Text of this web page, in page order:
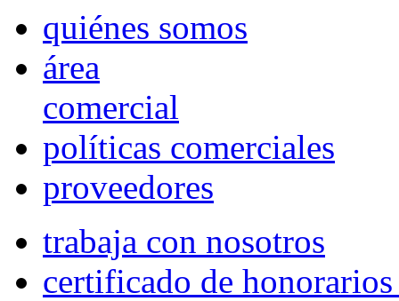
quiénes somos
área
comercial
políticas comerciales
proveedores
trabaja con nosotros
certificado de